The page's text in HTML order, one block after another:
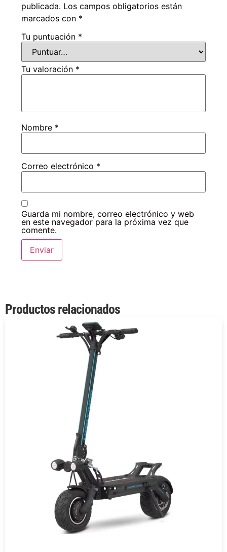
publicada. Los campos obligatorios están
marcados con *
Tu puntuación *
Tu valoración *
Nombre *
Correo electrónico *
Guarda mi nombre, correo electrónico y web
en este navegador para la próxima vez que
comente.
Productos relacionados